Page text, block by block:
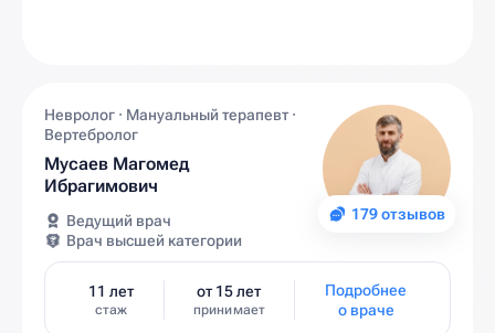
179 отзывов
Невролог · Мануальный терапевт ·
Вертебролог
Мусаев Магомед
Ибрагимович
Ведущий врач
Врач высшей категории
11 лет
стаж
от 15 лет
принимает
Подробнее
о враче